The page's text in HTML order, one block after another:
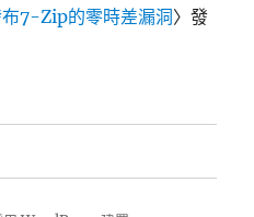
7-Zip的零時差漏洞〉發